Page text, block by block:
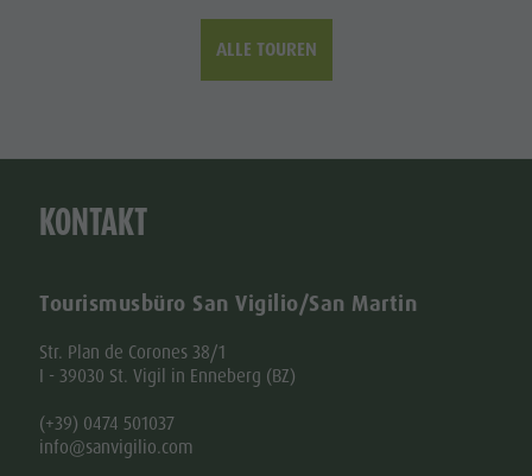
ALLE TOUREN
KONTAKT
Tourismusbüro San Vigilio/San Martin
Str. Plan de Corones 38/1
I - 39030 St. Vigil in Enneberg (BZ)
(+39) 0474 501037
info@sanvigilio.com